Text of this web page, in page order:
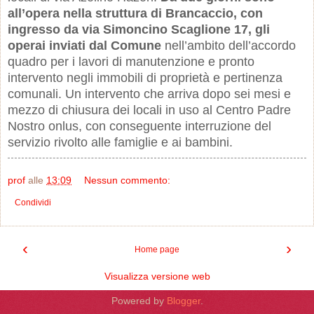
all’opera nella struttura di Brancaccio, con
ingresso da via Simoncino Scaglione 17, gli
operai inviati dal Comune nell’ambito dell’accordo
quadro per i lavori di manutenzione e pronto
intervento negli immobili di proprietà e pertinenza
comunali. Un intervento che arriva dopo sei mesi e
mezzo di chiusura dei locali in uso al Centro Padre
Nostro onlus, con conseguente interruzione del
servizio rivolto alle famiglie e ai bambini.
prof alle 13:09 Nessun commento:
Condividi
‹ ›
Home page
Visualizza versione web
Powered by Blogger.